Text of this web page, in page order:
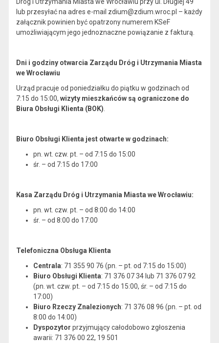
lub przesyłać na adres e-mail zdium@zdium.wroc.pl – każdy
załącznik powinien być opatrzony numerem KSeF
umożliwiającym jego jednoznaczne powiązanie z fakturą.
Dni i godziny otwarcia Zarządu Dróg i Utrzymania Miasta
we Wrocławiu
Urząd pracuje od poniedziałku do piątku w godzinach od
7:15 do 15:00, wizyty mieszkańców są ograniczone do
Biura Obsługi Klienta (BOK)
Biuro Obsługi Klienta jest otwarte w godzinach:
pn. wt. czw. pt. – od 7:15 do 15:00
śr. – od 7:15 do 17:00
Kasa Zarządu Dróg i Utrzymania Miasta we Wrocławiu:
pn. wt. czw. pt. – od 8:00 do 14:00
śr. – od 8:00 do 17:00
Telefoniczna Obsługa Klienta
Centrala: 71 355 90 76 (pn. – pt. od 7:15 do 15:00)
Biuro Obsługi Klienta: 71 376 07 34 lub 71 376 07 92
(pn. wt. czw. pt. – od 7:15 do 15:00, śr. – od 7:15 do
17:00)
Biuro Rzeczy Znalezionych: 71 376 08 96 (pn. – pt. od
8:00 do 14:00)
Dyspozytor przyjmujący całodobowo zgłoszenia
awarii: 71 376 00 22, 19 501